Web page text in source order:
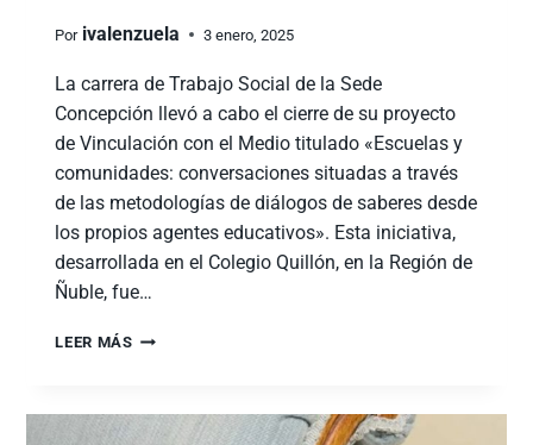
Por ivalenzuela 3 enero, 2025
La carrera de Trabajo Social de la Sede
Concepción llevó a cabo el cierre de su proyecto
de Vinculación con el Medio titulado «Escuelas y
comunidades: conversaciones situadas a través
de las metodologías de diálogos de saberes desde
los propios agentes educativos». Esta iniciativa,
desarrollada en el Colegio Quillón, en la Región de
Ñuble, fue…
LEER MÁS